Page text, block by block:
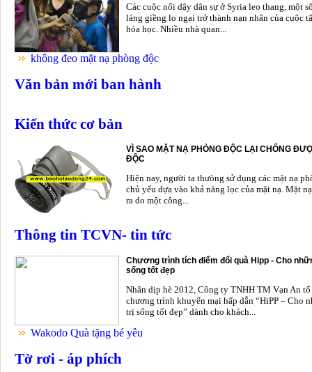
Các cuộc nổi dậy dân sự ở Syria leo thang, một
láng giềng lo ngại trở thành nạn nhân của cuộc
hóa học. Nhiều nhà quan...
không đeo mặt nạ phòng độc
Văn bản mới ban hành
Kiến thức cơ bản
VÌ SAO MẶT NẠ PHÒNG ĐỘC LẠI CHỐNG
ĐỘC
Hiện nay, người ta thưòng sử dụng các mặt nạ
chủ yếu dựa vào khả năng lọc của mặt nạ. Mặt
ra do một công...
Thông tin TCVN- tin tức
Chương trình tích điểm đổi quà Hipp - Cho
sống tốt đẹp
Nhân dịp hè 2012, Công ty TNHH TM Vạn An
chương trình khuyến mại hấp dẫn “HiPP – Cho
trị sống tốt đẹp” dành cho khách...
Wakodo Quà tặng bé yêu
Tờ rơi - áp phích